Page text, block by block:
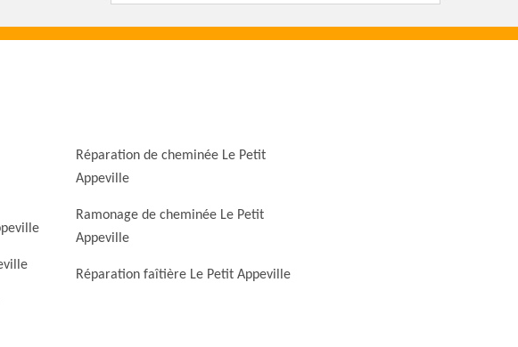
Réparation de cheminée Le Petit
Appeville
Ramonage de cheminée Le Petit
Appeville
Réparation faîtière Le Petit Appeville